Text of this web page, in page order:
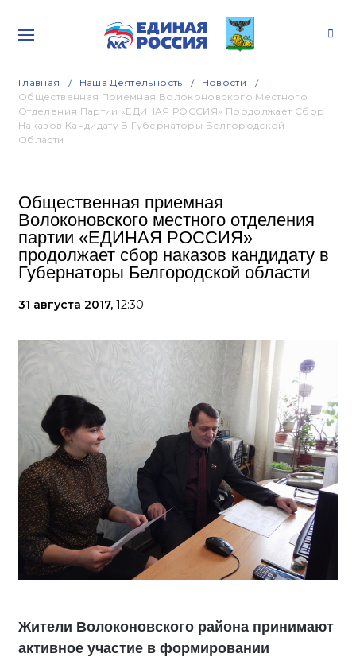
Главная Наша Деятельность
Новости
Общественная Приемная Волоконовского Местного
Отделения Партии «ЕДИНАЯ РОССИЯ» Продолжает Сбор
Наказов Кандидату В Губернаторы Белгородской
Области
Общественная приемная
Волоконовского местного отделения
партии «ЕДИНАЯ РОССИЯ»
продолжает сбор наказов кандидату в
Губернаторы Белгородской области
31 августа 2017, 12:30
Жители Волоконовского района принимают
активное участие в формировании